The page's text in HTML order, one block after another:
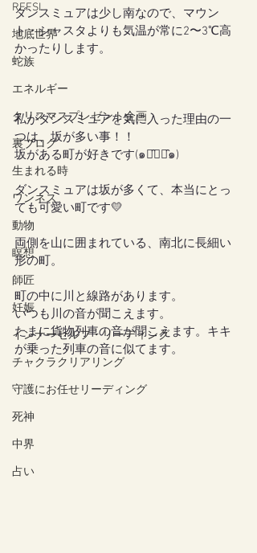
REFSI
地底世界
蛇族
エネルギー
クリスマスプレゼント企画
裏ブログ
生まれる時
ワンネス
動物
瞑想
師匠
妊娠
インナーセルフ・リーディング
チャクラクリアリング
守護にお任せリーディング
死神
中界
占い
ダンスミュアは少し南なので、マウン
ト・シャスタよりも気温が常に2〜3℃高
かったりします。
私がダンスミュアを気に入った理由の一
つは、坂が多い事！！
坂がある町が好きです(๑･̑◡･̑๑)
ダンスミュアは坂が多くて、本当にとっ
ても可愛い町です💛
両側を山に囲まれている、南北に長細い
形の町。
町の中に川と線路があります。
いつも川の音が聞こえます。
たまに貨物列車の音が聞こえます。キキ
が乗った列車の音に似てます。